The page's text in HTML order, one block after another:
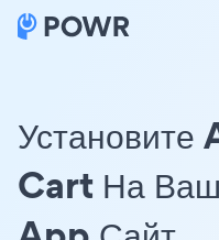
Cart На Ваш